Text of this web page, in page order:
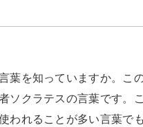
葉を知っていますか。
ソクラテスの言葉です。
われることが多い言葉で